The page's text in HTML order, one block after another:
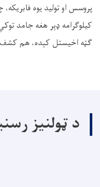
کیلوګرامه ډېر هغه جامد
ګټه اخیستل کېده، هم
د ټولنیز